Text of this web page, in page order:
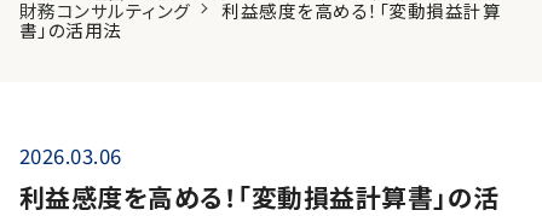
財務コンサルティング 利益感度を高める！「変動損益計算
書」の活用法
2026.03.06
利益感度を高める！「変動損益計算書」の活